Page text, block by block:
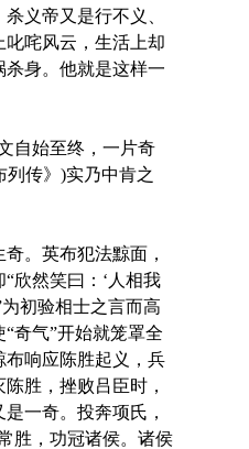
义帝又是行不义、
咤风云，生活上却
杀身。他就是这样一
始至终，一片奇
列传》)实乃中肯之
。英布犯法黥面，
欣然笑曰：‘人相我
初验相士之言而高
奇气”开始就笼罩全
响应陈胜起义，兵
胜，挫败吕臣时，
一奇。投奔项氏，
胜，功冠诸侯。诸侯